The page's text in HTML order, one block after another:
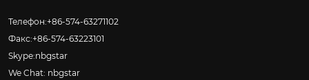
Телефон:+86-574-63271102
Факс:+86-574-63223101
Skype:nbgstar
We Chat: nbgstar